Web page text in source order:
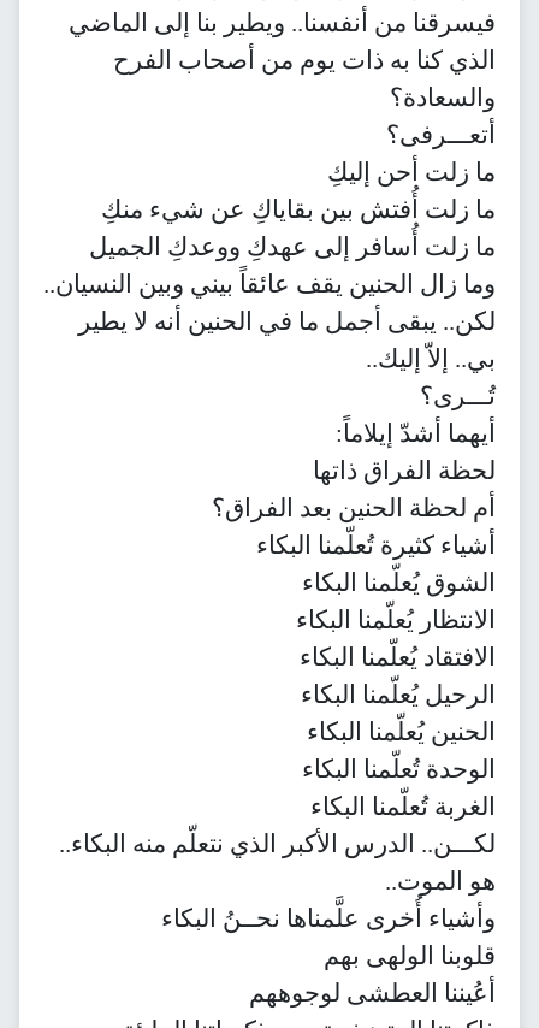
فيسرقنا من أنفسنا.. ويطير بنا إلى الماضي
الذي كنا به ذات يوم من أصحاب الفرح
والسعادة؟
أتعـــرفى؟
ما زلت أحن إليكِ
ما زلت أُفتش بين بقاياكِ عن شيء منكِ
ما زلت أُسافر إلى عهدكِ ووعدكِ الجميل
وما زال الحنين يقف عائقاً بيني وبين النسيان..
لكن.. يبقى أجمل ما في الحنين أنه لا يطير
بي.. إلاّ إليك..
تُـــرى؟
أيهما أشدّ إيلاماً:
لحظة الفراق ذاتها
أم لحظة الحنين بعد الفراق؟
أشياء كثيرة تُعلّمنا البكاء
الشوق يُعلّمنا البكاء
الانتظار يُعلّمنا البكاء
الافتقاد يُعلّمنا البكاء
الرحيل يُعلّمنا البكاء
الحنين يُعلّمنا البكاء
الوحدة تُعلّمنا البكاء
الغربة تُعلّمنا البكاء
لكـــن.. الدرس الأكبر الذي نتعلّم منه البكاء..
هو الموت..
وأشياء أُخرى علَّمناها نحــنُ البكاء
قلوبنا الولهى بهم
أعُيننا العطشى لوجوههم